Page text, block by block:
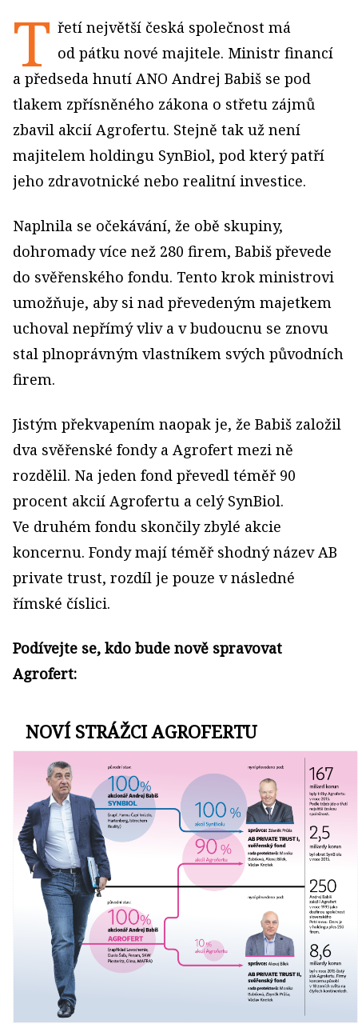
T řetí největší česká společnost má
od pátku nové majitele. Ministr financí
a předseda hnutí ANO Andrej Babiš se pod
tlakem zpřísněného zákona o střetu zájmů
zbavil akcií Agrofertu. Stejně tak už není
majitelem holdingu SynBiol, pod který patří
jeho zdravotnické nebo realitní investice.
Naplnila se očekávání, že obě skupiny,
dohromady více než 280 firem, Babiš převede
do svěřenského fondu. Tento krok ministrovi
umožňuje, aby si nad převedeným majetkem
uchoval nepřímý vliv a v budoucnu se znovu
stal plnoprávným vlastníkem svých původních
firem.
Jistým překvapením naopak je, že Babiš založil
dva svěřenské fondy a Agrofert mezi ně
rozdělil. Na jeden fond převedl téměř 90
procent akcií Agrofertu a celý SynBiol.
Ve druhém fondu skončily zbylé akcie
koncernu. Fondy mají téměř shodný název AB
private trust, rozdíl je pouze v následné
římské číslici.
Podívejte se, kdo bude nově spravovat
Agrofert:
NOVÍ STRÁŽCI AGROFERTU